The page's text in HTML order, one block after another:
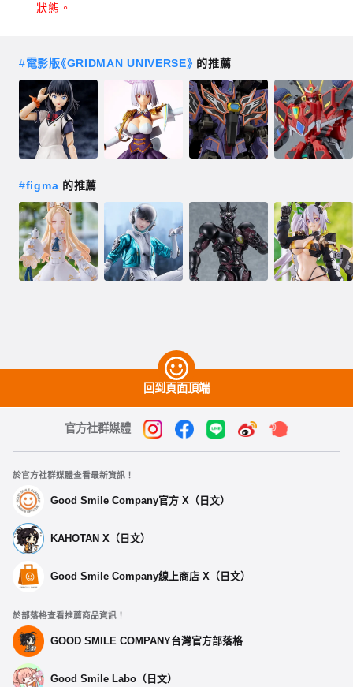
狀態。
#電影版《GRIDMAN UNIVERSE》 的推薦
#figma 的推薦
回到頁面頂端
官方社群媒體
於官方社群媒體查看最新資訊！
Good Smile Company官方 X（日文）
KAHOTAN X（日文）
Good Smile Company線上商店 X（日文）
於部落格查看推薦商品資訊！
GOOD SMILE COMPANY台灣官方部落格
Good Smile Labo（日文）